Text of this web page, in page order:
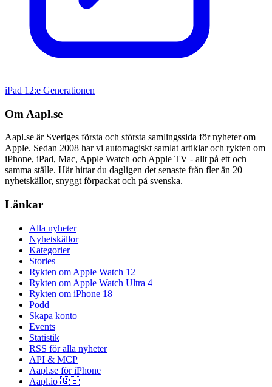
iPad 12:e Generationen
Om Aapl.se
Aapl.se är Sveriges första och största samlingssida för nyheter om
Apple. Sedan 2008 har vi automagiskt samlat artiklar och rykten om
iPhone, iPad, Mac, Apple Watch och Apple TV - allt på ett och
samma ställe. Här hittar du dagligen det senaste från fler än 20
nyhetskällor, snyggt förpackat och på svenska.
Länkar
Alla nyheter
Nyhetskällor
Kategorier
Stories
Rykten om Apple Watch 12
Rykten om Apple Watch Ultra 4
Rykten om iPhone 18
Podd
Skapa konto
Events
Statistik
RSS för alla nyheter
API & MCP
Aapl.se för iPhone
Aapl.io 🇬🇧